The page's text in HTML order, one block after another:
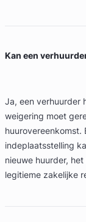
Kan een
Ja, een verhuurder
weigering moet
huurovereenkomst.
indeplaatsstelling
nieuwe huurder,
legitieme zakelijke